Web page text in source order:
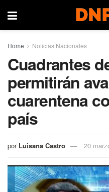
Home Noticias Nacionales
Cuadrantes
permitirán
cuarentena
país
por Luisana Castro 20